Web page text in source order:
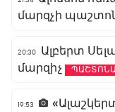
մարզչի
20:30
Ալբերտ
մարզիչ
19:53